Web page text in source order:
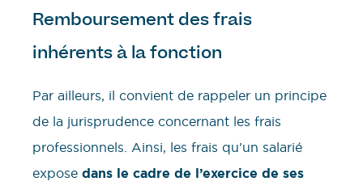
Remboursement des frais
inhérents à la fonction
Par ailleurs, il convient de rappeler un principe
de la jurisprudence concernant les frais
professionnels. Ainsi, les frais qu’un salarié
expose dans le cadre de l’exercice de ses